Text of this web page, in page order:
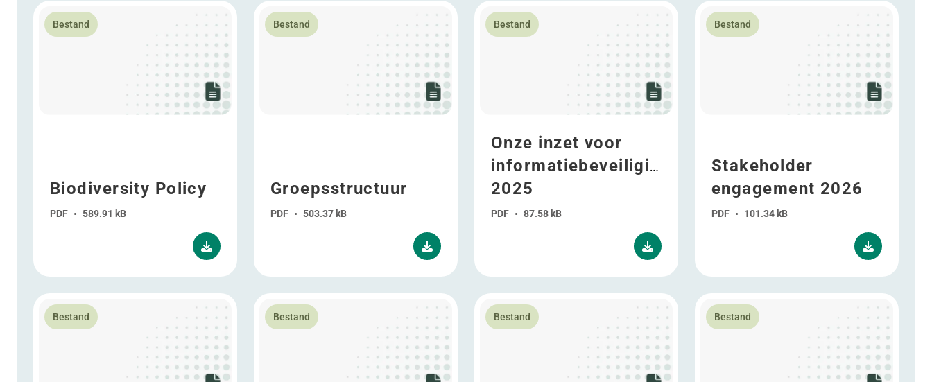
Bestand
Biodiversity Policy
PDF • 589.91 kB
Lees meer over Biodiversity Policy
Bestand
Groepsstructuur
PDF • 503.37 kB
Lees meer over Groepsstructuur
Bestand
Onze inzet voor
informatiebeveiliging
2025
PDF • 87.58 kB
Lees meer over Onze inzet voor informatiebeveiliging 2025
Bestand
Stakeholder
engagement 2026
PDF • 101.34 kB
Lees meer over Stakeholder engagement
Bestand
Lees meer over Onze inzet voor gelijkheid 2025
Bestand
Lees meer over Gecoördineerde statuten WDP NV
Bestand
Lees meer over Theme-based leave
Bestand
Lees meer over Enterprise Risk